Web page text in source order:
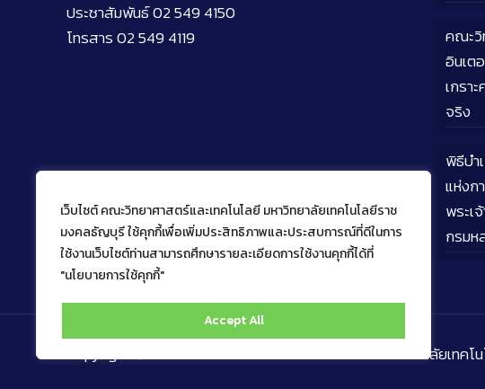
เว็บไซต์ คณะวิทยาศาสตร์และเทคโนโลยี มหาวิทยาลัยเทคโนโลยีราช
มงคลธัญบุรี ใช้คุกกี้เพื่อเพิ่มประสิทธิภาพและประสบการณ์ที่ดีในการ
ใช้งานเว็บไซต์ท่านสามารถศึกษารายละเอียดการใช้งานคุกกี้ได้ที่
"นโยบายการใช้คุกกี้"
Accept All
ประชาสัมพันธ์ 02 549 4150
โทรสาร 02 549 4119
คณะวิ
อินเต
เกรา
จริง
พิธีบ
แห่งก
พระเ
กรมห
Copyright © 2022 คณะวิทยาศาสตร์และเทคโนโลยี มหาวิทยาลัยเทค